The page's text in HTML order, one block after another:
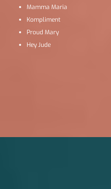
Mamma Maria
Kompliment
Proud Mary
Hey Jude